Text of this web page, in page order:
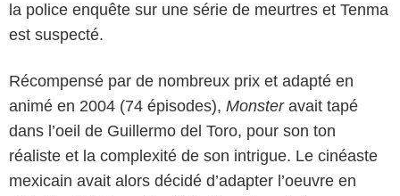
la police enquête sur une série de meurtres et Tenma
est suspecté.
Récompensé par de nombreux prix et adapté en
animé en 2004 (74 épisodes), Monsteravait tapé
dans l’oeil de Guillermo del Toro, pour son ton
réaliste et la complexité de son intrigue. Le cinéaste
mexicain avait alors décidé d’adapter l’oeuvre en